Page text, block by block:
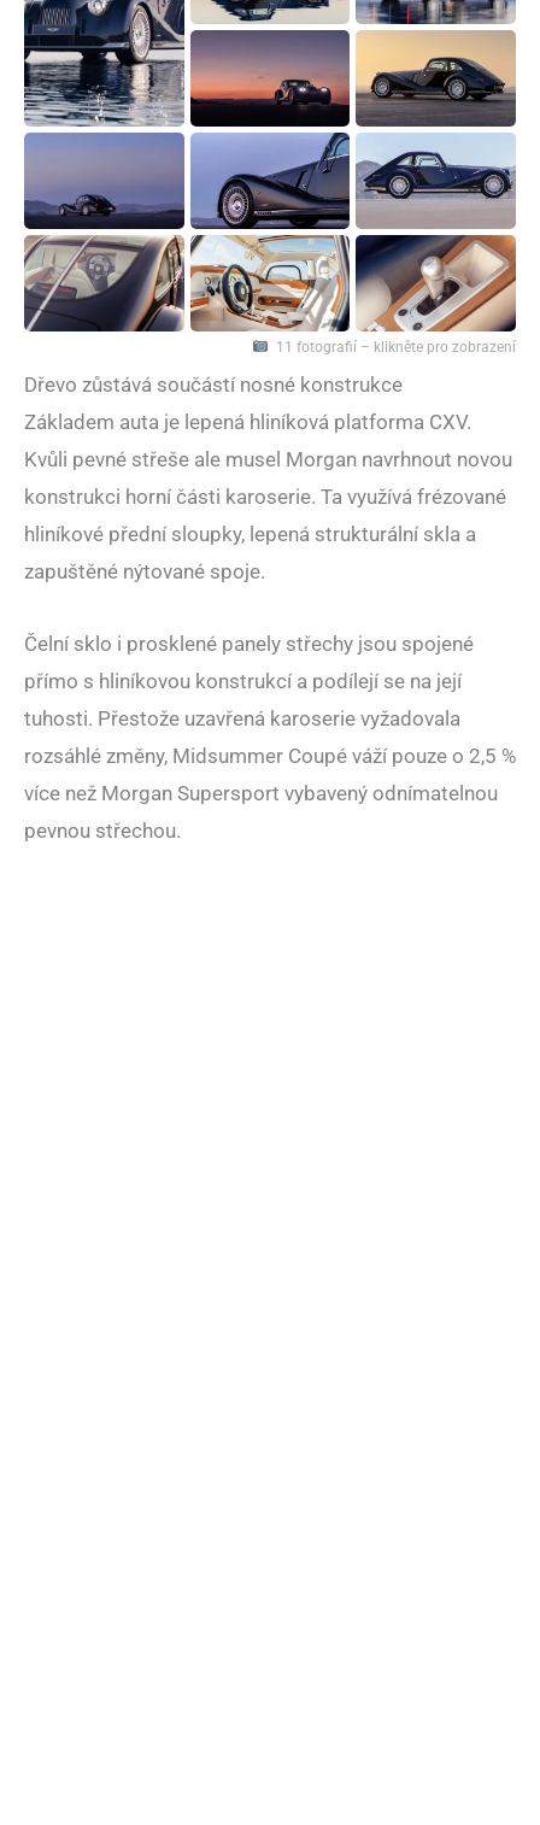
11 fotografií – klikněte pro zobrazení
Dřevo zůstává součástí nosné konstrukce
Základem auta je lepená hliníková platforma CXV.
Kvůli pevné střeše ale musel Morgan navrhnout novou
konstrukci horní části karoserie. Ta využívá frézované
hliníkové přední sloupky, lepená strukturální skla a
zapuštěné nýtované spoje.
Čelní sklo i prosklené panely střechy jsou spojené
přímo s hliníkovou konstrukcí a podílejí se na její
tuhosti. Přestože uzavřená karoserie vyžadovala
rozsáhlé změny, Midsummer Coupé váží pouze o 2,5 %
více než Morgan Supersport vybavený odnímatelnou
pevnou střechou.